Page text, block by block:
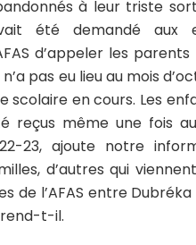
à leur triste
été demandé aux
d’appeler les
pas eu lieu au mois
scolaire en cours. Les
reçus même une fois
23, ajoute notre
d’autres qui
de l’AFAS entre
t-il.